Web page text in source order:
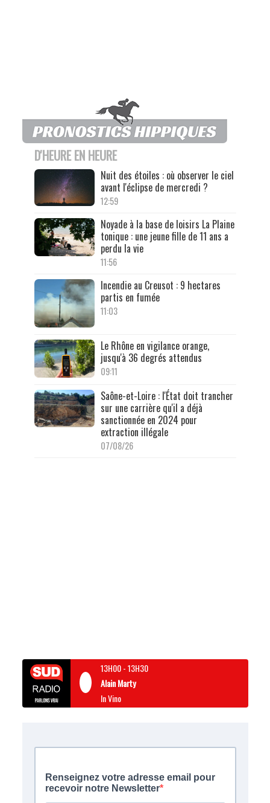
D'HEURE EN HEURE
Nuit des étoiles : où observer le ciel
avant l'éclipse de mercredi ?
12:59
Noyade à la base de loisirs La Plaine
tonique : une jeune fille de 11 ans a
perdu la vie
11:56
Incendie au Creusot : 9 hectares
partis en fumée
11:03
Le Rhône en vigilance orange,
jusqu'à 36 degrés attendus
09:11
Saône-et-Loire : l'État doit trancher
sur une carrière qu'il a déjà
sanctionnée en 2024 pour
extraction illégale
07/08/26
13H00-13H30
Alain Marty
In Vino